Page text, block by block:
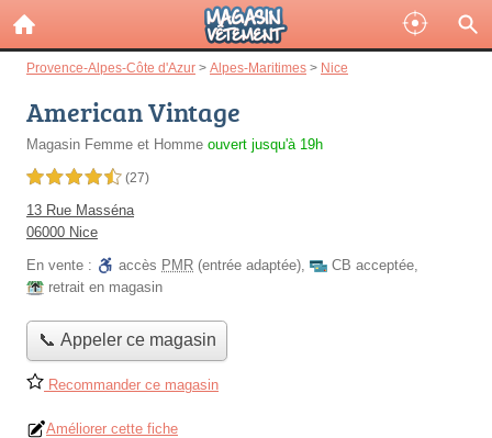
Provence-Alpes-Côte d'Azur > Alpes-Maritimes > Nice
American Vintage
Magasin Femme et Homme ouvert jusqu'à 19h
4,5 étoiles sur 5 (27)
13 Rue Masséna
06000 Nice
En vente :
accès PMR (entrée adaptée), CB acceptée,
retrait en magasin
📞 Appeler ce magasin
Recommander ce magasin
Améliorer cette fiche